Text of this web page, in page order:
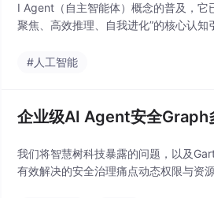
I Agent（自主智能体）概念的普及，它
聚焦、高效推理、自我进化”的核心认知
#人工智能
企业级AI Agent安全Graph
我们将智慧树科技暴露的问题，以及
有效解决的安全治理痛点动态权限与资